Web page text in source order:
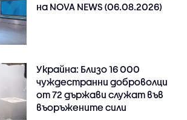
на NOVA NEWS (06.08.2026)
Украйна: Близо 16 000
чуждестранни доброволци
от 72 държави служат във
въоръжените сили